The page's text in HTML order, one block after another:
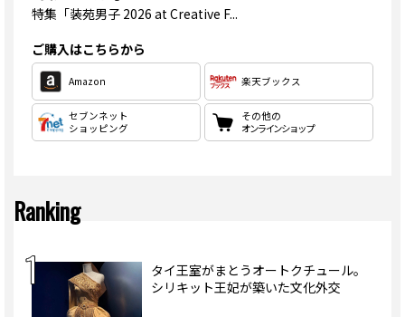
特集 「装苑男子 2026 at Creative F...
ご購入はこちらから
Amazon 楽天ブックス
セブンネット
ショッピング
その他の
オンラインショップ
Ranking
タイ王室がまとうオートクチュール。
シリキット王妃が築いた文化外交